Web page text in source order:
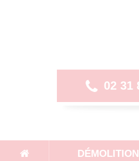
02 31
DÉMOLITION